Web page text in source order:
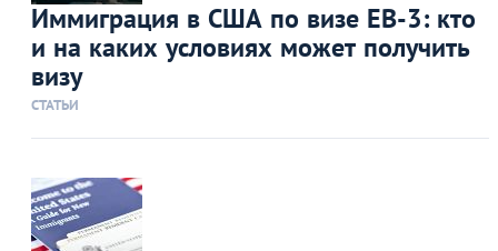
Иммиграция в США по визе ЕВ-3: кто
и на каких условиях может получить
визу
СТАТЬИ